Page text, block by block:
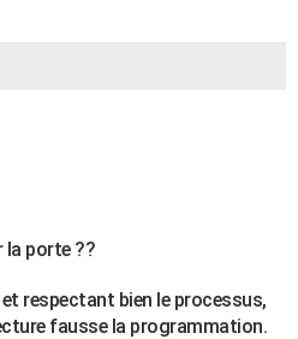
la porte ??
respectant bien le processus,
fausse la programmation.